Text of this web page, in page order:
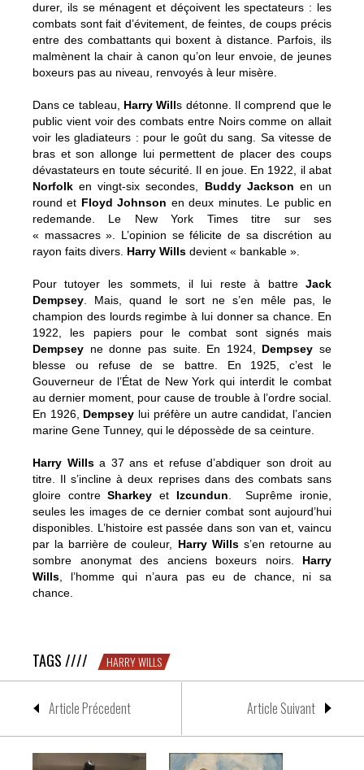
durer, ils se ménagent et déçoivent les spectateurs : les
combats sont fait d’évitement, de feintes, de coups précis
entre des combattants qui boxent à distance. Parfois, ils
malmènent la chair à canon qu’on leur envoie, de jeunes
boxeurs pas au niveau, renvoyés à leur misère.
Dans ce tableau, Harry Wills détonne. Il comprend que le
public vient voir des combats entre Noirs comme on allait
voir les gladiateurs : pour le goût du sang. Sa vitesse de
bras et son allonge lui permettent de placer des coups
dévastateurs en toute sécurité. Il en joue. En 1922, il abat
Norfolk en vingt-six secondes, Buddy Jackson en un
round et Floyd Johnson en deux minutes. Le public en
redemande. Le New York Times titre sur ses
« massacres ». L’opinion se félicite de sa discrétion au
rayon faits divers. Harry Wills devient « bankable ».
Pour tutoyer les sommets, il lui reste à battre Jack
Dempsey . Mais, quand le sort ne s’en mêle pas, le
champion des lourds regimbe à lui donner sa chance. En
1922, les papiers pour le combat sont signés mais
Dempsey ne donne pas suite. En 1924, Dempsey se
blesse ou refuse de se battre. En 1925, c’est le
Gouverneur de l’État de New York qui interdit le combat
au dernier moment, pour cause de trouble à l’ordre social.
En 1926, Dempsey lui préfère un autre candidat, l’ancien
marine Gene Tunney, qui le dépossède de sa ceinture.
Harry Willsa 37 ans et refuse d’abdiquer son droit au
titre. Il s’incline à deux reprises dans des combats sans
gloire contreSharkey et Izcundun . Suprême ironie,
seules les images de ce dernier combat sont aujourd’hui
disponibles. L’histoire est passée dans son van et, vaincu
par la barrière de couleur, Harry Willss’en retourne au
sombre anonymat des anciens boxeurs noirs. Harry
Wills , l’homme qui n’aura pas eu de chance, ni sa
chance.
TAGS //// HARRY WILLS
Article Précedent Article Suivant